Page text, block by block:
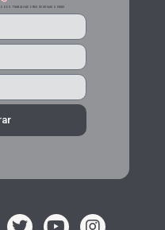
DOS TRABALHADORES DE MINAS GERAIS